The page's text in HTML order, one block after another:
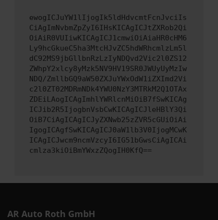
ewogICJuYW1lIjogIk5ldHdvcmtFcnJvciIs
CiAgImNvbmZpZyI6IHsKICAgICJtZXRob2Qi
OiAiR0VUIiwKICAgICJ1cmwiOiAiaHR0cHM6
Ly9hcGkueC5ha3MtcHJvZC5hdWRhcmlzLm5l
dC92MS9jbGllbnRzLzIyNDQvd2Vic2l0ZS12
ZWhpY2xlcy8yMzk5NV9HV19SR0JWUyUyMzIw
NDQ/ZmllbGQ9aW50ZXJuYWxOdW1iZXImd2Vi
c2l0ZT02MDRmNDk4YWU0NzY3MTRkM2Q1OTAx
ZDEiLAogICAgImhlYWRlcnMiOiB7fSwKICAg
ICJib2R5IjogbnVsbCwKICAgICJleHBlY3Qi
OiB7CiAgICAgICJyZXNwb25zZVR5cGUiOiAi
IgogICAgfSwKICAgICJ0aW1lb3V0IjogMCwK
ICAgICJwcm9ncmVzcyI6IG51bGwsCiAgICAi
cmlza3kiOiBmYWxzZQogIH0KfQ==
AR Auto Roth GmbH